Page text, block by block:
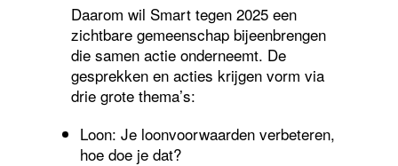
Daarom wil Smart tegen 2025 een
zichtbare gemeenschap bijeenbrengen
die samen actie onderneemt. De
gesprekken en acties krijgen vorm via
drie grote thema’s:
Loon: Je loonvoorwaarden verbeteren,
hoe doe je dat?